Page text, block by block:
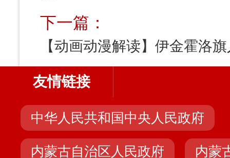
下一篇：
友情链接
中华人民共和国中央人民政府
内蒙古自治区人民政府 内蒙